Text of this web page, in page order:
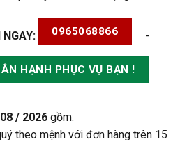
NGAY: 0965068866 -
HẠNH PHỤC VỤ BẠN !
/ 2026 gồm:
theo mệnh với đơn hàng trên 15